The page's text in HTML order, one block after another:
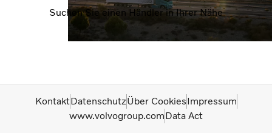
Suchen Sie einen Händler in Ihrer Nähe
KontaktDatenschutzÜber CookiesImpressum
www.volvogroup.comData Act